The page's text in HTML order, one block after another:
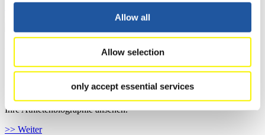
Allow all
Allow selection
only accept essential services
>> Weiter
Wettkämpfen, Anti-Doping und Fairplay einsehen, Ergebnislisten
und Informationen zu Wettkämpfen abrufen. Außerdem können Sie
Ihre Athletenbiographie ansehen.
>> Weiter